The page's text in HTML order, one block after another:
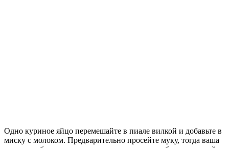
Одно куриное яйцо перемешайте в пиале вилкой и добавьте в
миску с молоком. Предварительно просейте муку, тогда ваша